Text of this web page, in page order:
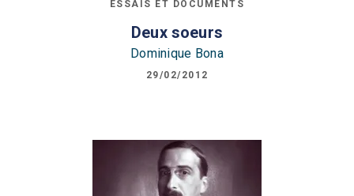
ESSAIS ET DOCUMENTS
Deux soeurs
Dominique Bona
29/02/2012